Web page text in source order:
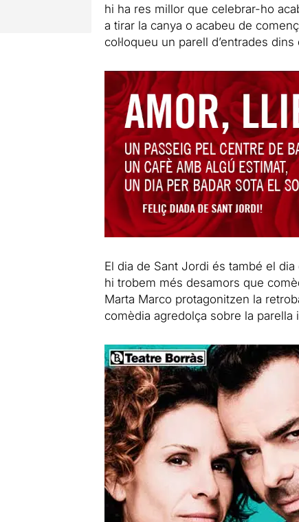
hi ha res millor que celebrar-ho
a tirar la canya o acabeu de
col·loqueu un parell d’entrades
El dia de Sant Jordi és també el
hi trobem més desamors que
Marta Marco protagonitzen la
comèdia agredolça sobre la parella